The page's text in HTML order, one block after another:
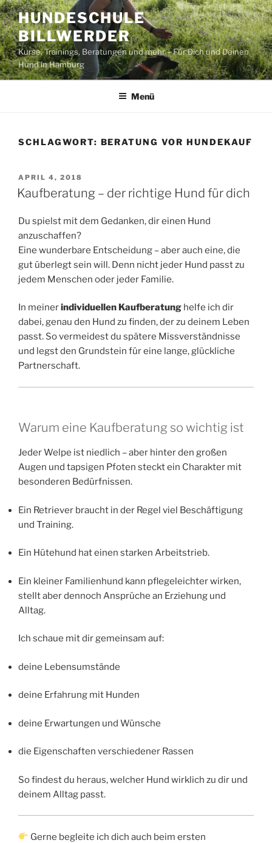
Zum
Inhalt
springen
HUNDESCHULE
BILLWERDER
Kurse, Trainings, Beratungen und mehr – Für Dich und Deinen
Hund in Hamburg
Menü
SCHLAGWORT: BERATUNG VOR HUNDEKAUF
VERÖFFENTLICHT
AM
APRIL 4, 2018
Kaufberatung – der richtige Hund für dich
Du spielst mit dem Gedanken, dir einen Hund
anzuschaffen?
Eine wunderbare Entscheidung – aber auch eine, die
gut überlegt sein will. Denn nicht jeder Hund passt zu
jedem Menschen oder jeder Familie.
In meinerindividuellen Kaufberatung helfe ich dir
dabei, genau den Hund zu finden, der zu deinem Leben
passt. So vermeidest du spätere Missverständnisse
und legst den Grundstein für eine lange, glückliche
Partnerschaft.
Warum eine Kaufberatung so wichtig ist
Jeder Welpe ist niedlich – aber hinter den großen
Augen und tapsigen Pfoten steckt ein Charakter mit
besonderen Bedürfnissen.
Ein Retriever braucht in der Regel viel Beschäftigung
und Training.
Ein Hütehund hat einen starken Arbeitstrieb.
Ein kleiner Familienhund kann pflegeleichter wirken,
stellt aber dennoch Ansprüche an Erziehung und
Alltag.
Ich schaue mit dir gemeinsam auf:
deine Lebensumstände
deine Erfahrung mit Hunden
deine Erwartungen und Wünsche
die Eigenschaften verschiedener Rassen
So findest du heraus, welcher Hund wirklich zu dir und
deinem Alltag passt.
Gerne begleite ich dich auch beim ersten